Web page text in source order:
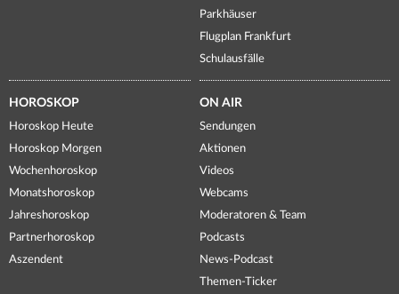
Parkhäuser
Flugplan Frankfurt
Schulausfälle
HOROSKOP
Horoskop Heute
Horoskop Morgen
Wochenhoroskop
Monatshoroskop
Jahreshoroskop
Partnerhoroskop
Aszendent
ON AIR
Sendungen
Aktionen
Videos
Webcams
Moderatoren & Team
Podcasts
News-Podcast
Themen-Ticker